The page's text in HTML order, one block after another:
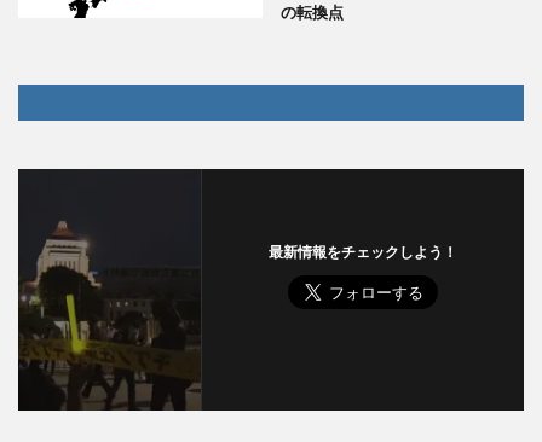
の転換点
最新情報をチェックしよう！